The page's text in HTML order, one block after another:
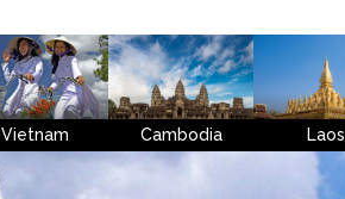
Vietnam Cambodia Laos